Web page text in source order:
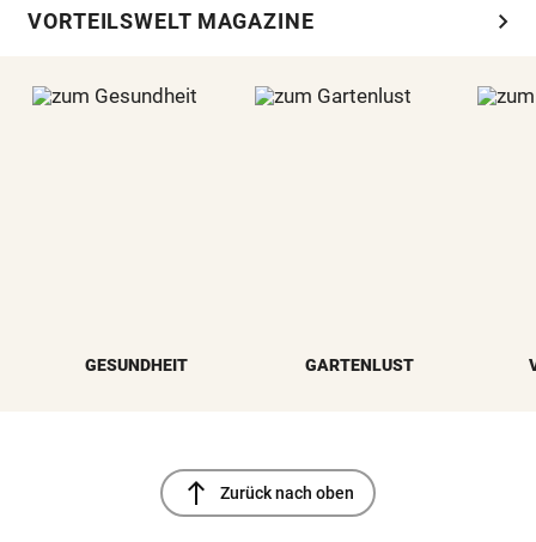
VORTEILSWELT MAGAZINE chevron_right
GESUNDHEIT GARTENLUST
north Zurück nach oben